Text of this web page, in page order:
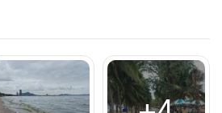
อทำเป็นอาหารแมว ส่วนคนคงไม่กล้า
ราย​หรือไม่
สา อายุ 64 ปี ชาวบ้านในพื้นที่บอกว่า
กลื่อนหาดบางแสนน่าจะเกิดจาก